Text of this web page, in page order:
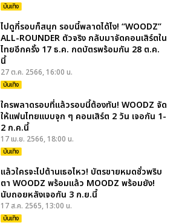
บันเทิง
ไปดูกี่รอบก็สนุก รอบนี้พลาดได้ไง! “WOODZ”
ALL-ROUNDER ตัวจริง กลับมาจัดคอนเสิร์ตใน
ไทยอีกครั้ง 17 ธ.ค. กดบัตรพร้อมกัน 28 ต.ค.
นี้
27 ต.ค. 2566, 16:00 น.
บันเทิง
ใครพลาดรอบที่แล้วรอบนี้ต้องทัน! WOODZ จัด
ให้แฟนไทยแบบจุก ๆ คอนเสิร์ต 2 วัน เจอกัน 1-
2 ก.ค.นี้
17 เม.ย. 2566, 18:00 น.
บันเทิง
แล้วใครจะไปต้านเธอไหว! บัตรขายหมดชั่วพริบ
ตา WOODZ พร้อมแล้ว MOODZ พร้อมยัง!
นับถอยหลังเจอกัน 3 ก.ย.นี้
17 ส.ค. 2565, 13:00 น.
บันเทิง